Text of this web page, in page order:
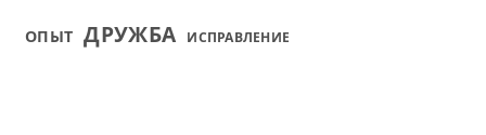
ОПЫТ ДРУЖБА ИСПРАВЛЕНИЕ